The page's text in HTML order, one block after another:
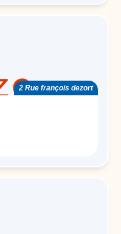
2 Rue françois dezort